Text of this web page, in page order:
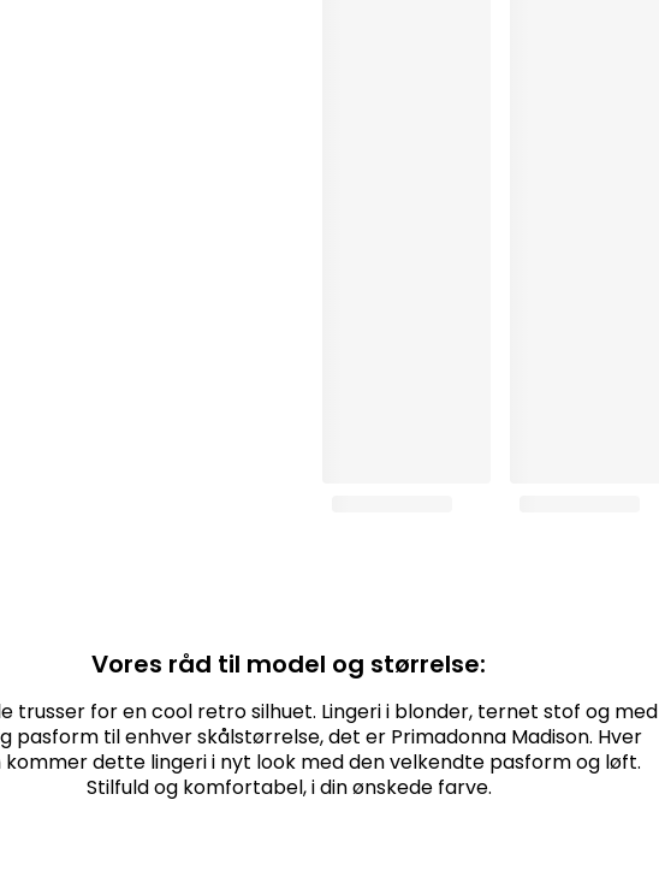
Vores råd til model og størrelse:
trusser for en cool retro silhuet. Lingeri i blonder, ternet stof og med
pasform til enhver skålstørrelse, det er Primadonna Madison. Hver
dette lingeri i nyt look med den velkendte pasform og løft.
Stilfuld og komfortabel, i din ønskede farve.